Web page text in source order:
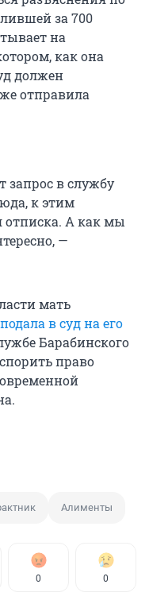
за 700
на
как она
должен
отправила
запрос в службу
к этим
отписка. А как мы
—
мать
подала в суд на его
Барабинского
право
Алименты
0 0